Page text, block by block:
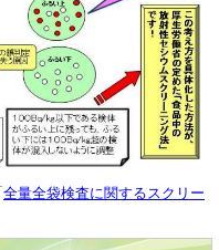
全量全袋検査に関するスクリー